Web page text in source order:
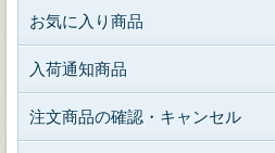
お気に入り商品
入荷通知商品
注文商品の確認・キャンセル